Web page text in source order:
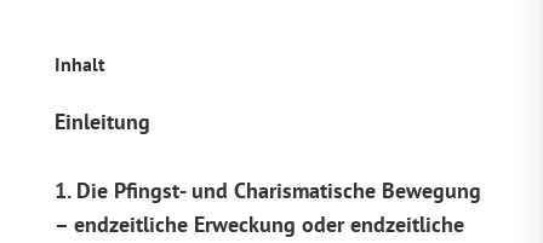
Inhalt
Einleitung
1. Die Pfingst- und Charismatische Bewegung
– endzeitliche Erweckung oder endzeitliche